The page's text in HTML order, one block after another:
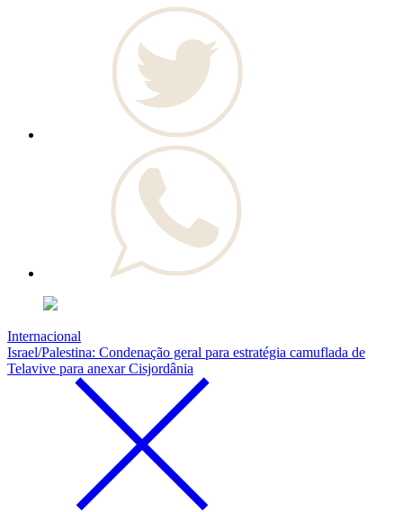
Internacional
Israel/Palestina: Condenação geral para estratégia camuflada de
Telavive para anexar Cisjordânia